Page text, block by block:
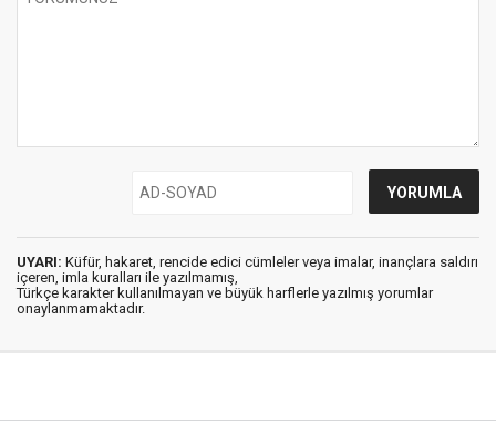
UYARI: Küfür, hakaret, rencide edici cümleler veya imalar, inançlara saldırı
içeren, imla kuralları ile yazılmamış,
Türkçe karakter kullanılmayan ve büyük harflerle yazılmış yorumlar
onaylanmamaktadır.